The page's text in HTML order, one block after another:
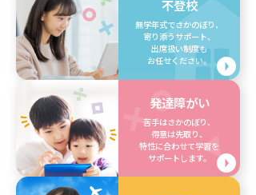
不登校
無学年式でさかのぼり、
寄り添うサポート、
出席扱い制度も
お任せください。
発達障がい
苦手はさかのぼり、
得意は先取り、
特性に合わせて学習を
サポートします。